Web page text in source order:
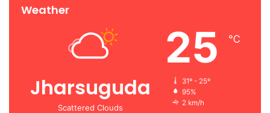
Weather
Jharsuguda
Scattered Clouds
25 ℃
31º - 25º
95%
2 km/h